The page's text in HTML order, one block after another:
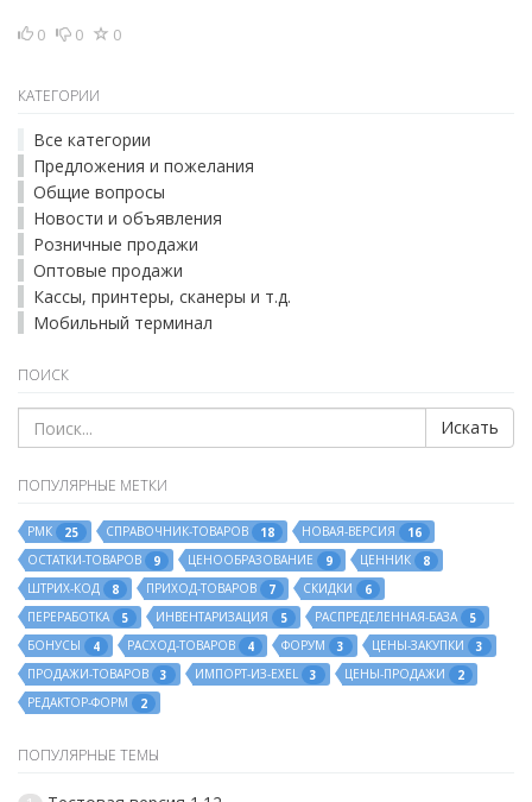
0 0 0
КАТЕГОРИИ
Все категории
Предложения и пожелания
Общие вопросы
Новости и объявления
Розничные продажи
Оптовые продажи
Кассы, принтеры, сканеры и т.д.
Мобильный терминал
ПОИСК
Искать
ПОПУЛЯРНЫЕ МЕТКИ
РМК 25 СПРАВОЧНИК-ТОВАРОВ 18 НОВАЯ-ВЕРСИЯ
16
ОСТАТКИ-ТОВАРОВ
9 ЦЕНООБРАЗОВАНИЕ 9 ЦЕННИК
8
ШТРИХ-КОД
8 ПРИХОД-ТОВАРОВ 7 СКИДКИ
6
ПЕРЕРАБОТКА
5 ИНВЕНТАРИЗАЦИЯ 5 РАСПРЕДЕЛЕННАЯ-БАЗА
5
БОНУСЫ
4 РАСХОД-ТОВАРОВ 4 ФОРУМ 3 ЦЕНЫ-ЗАКУПКИ
3
ПРОДАЖИ-ТОВАРОВ
3 ИМПОРТ-ИЗ-EXEL 3 ЦЕНЫ-ПРОДАЖИ
2
РЕДАКТОР-ФОРМ
2
ПОПУЛЯРНЫЕ ТЕМЫ